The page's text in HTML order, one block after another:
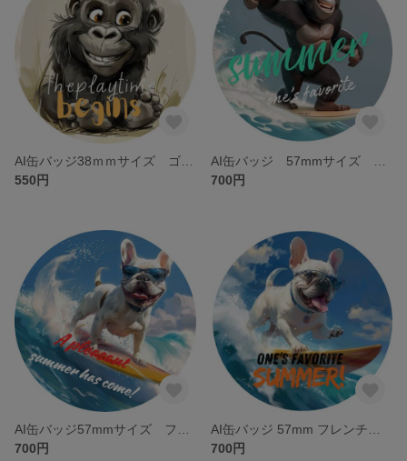
550円
700円
700円
700円